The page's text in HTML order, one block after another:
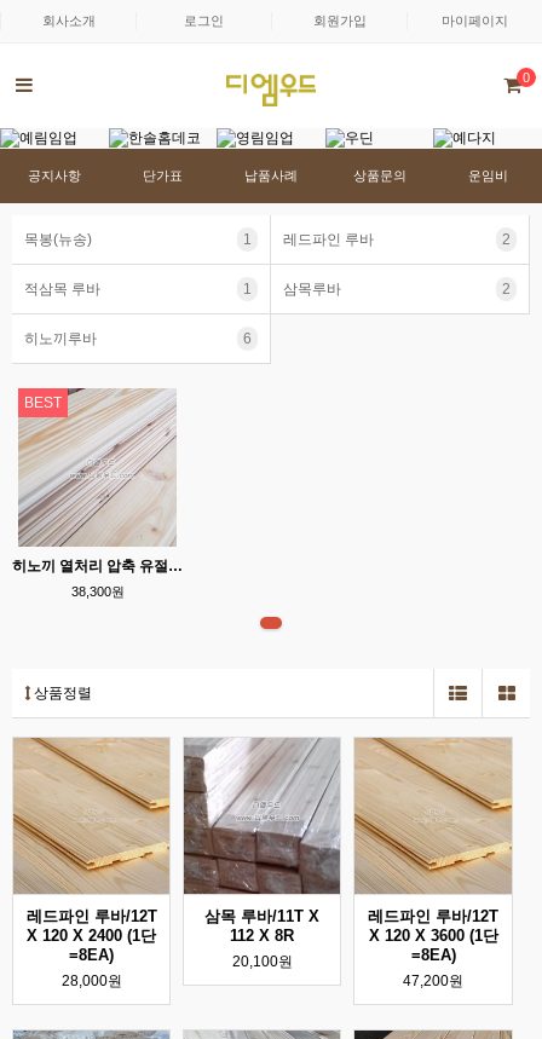
회사소개 로그인 회원가입 마이페이지
0
공지사항 단가표 납품사례 상품문의 운임비
목봉(뉴송) 1 레드파인 루바 2
적삼목 루바 1 삼목루바 2
히노끼루바 6
BEST
히노끼 열처리 압축 유절루바/10T * 100 * 2400(단=8EA)
38,300원
상품정렬
레드파인 루바/12T
X 120 X 2400 (1단
=8EA)
28,000원
삼목 루바/11T X
112 X 8R
20,100원
레드파인 루바/12T
X 120 X 3600 (1단
=8EA)
47,200원